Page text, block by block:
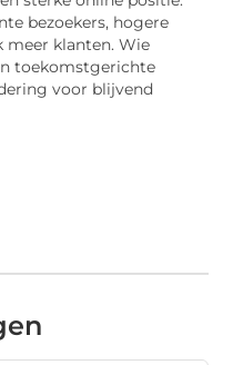
bezoekers, hogere
meer klanten. Wie
toekomstgerichte
voor blijvend